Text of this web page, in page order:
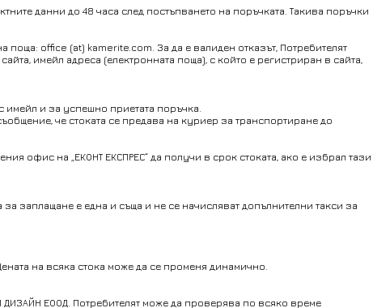
данни до 48 часа след постъпването на поръчката. Такива поръчки
office (at) kamerite.com. За да е валиден отказът, Потребителят
имейл адреса (електронната поща), с който е регистриран в сайта,
имейл и за успешно приетата поръчка.
че стоката се предава на куриер за транспортиране до
офис на „ЕКОНТ ЕКСПРЕС“ да получи в срок стоката, ако е избрал тази
заплащане е една и съща и не се начисляват допълнителни такси за
на всяка стока може да се променя динамично.
ЕООД. Потребителят може да проверява по всяко време